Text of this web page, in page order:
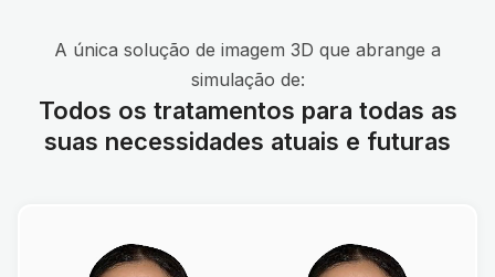
A única solução de imagem 3D que abrange a
simulação de:
Todos os tratamentos para todas as
suas necessidades atuais e futuras